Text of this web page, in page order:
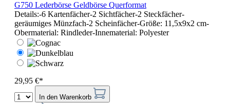
G750 Lederbörse Geldbörse Querformat
Details:-6 Kartenfächer-2 Sichtfächer-2 Steckfächer-
geräumiges Münzfach-2 Scheinfächer-Größe: 11,5x9x2 cm-
Obermaterial: Rindleder-Innematerial: Polyester
29,95 €*
In den Warenkorb